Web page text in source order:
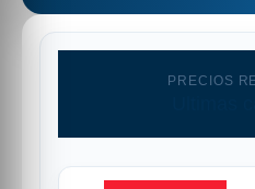
PRECIOS